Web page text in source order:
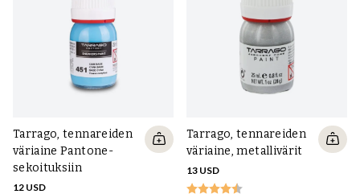
Tarrago, tennareiden
väriaine Pantone-
sekoituksiin
12 USD
Tarrago, tennareiden
väriaine, metallivärit
13 USD